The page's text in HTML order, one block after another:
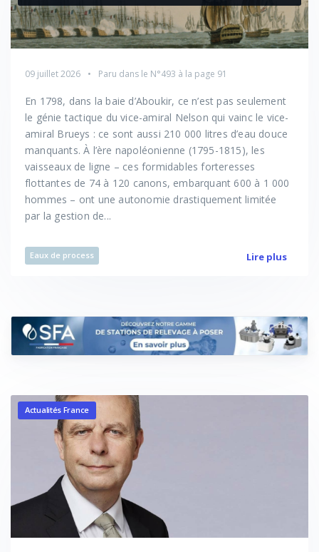
09 juillet 2026 Paru dans le N°493 à la page 91
En 1798, dans la baie d’Aboukir, ce n’est pas seulement
le génie tactique du vice-amiral Nelson qui vainc le vice-
amiral Brueys : ce sont aussi 210 000 litres d’eau douce
manquants. À l’ère napoléonienne (1795-1815), les
vaisseaux de ligne – ces formidables forteresses
flottantes de 74 à 120 canons, embarquant 600 à 1 000
hommes – ont une autonomie drastiquement limitée
par la gestion de...
Eaux de process Lire plus
Actualités France